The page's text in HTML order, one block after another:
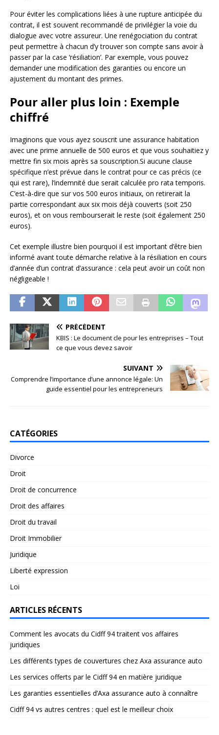
Pour éviter les complications liées à une rupture anticipée du
contrat, il est souvent recommandé de privilégier la voie du
dialogue avec votre assureur. Une renégociation du contrat
peut permettre à chacun d’y trouver son compte sans avoir à
passer par la case ‘résiliation’. Par exemple, vous pouvez
demander une modification des garanties ou encore un
ajustement du montant des primes.
Pour aller plus loin : Exemple
chiffré
Imaginons que vous ayez souscrit une assurance habitation
avec une prime annuelle de 500 euros et que vous souhaitiez y
mettre fin six mois après sa souscription.Si aucune clause
spécifique n’est prévue dans le contrat pour ce cas précis (ce
qui est rare), l’indemnité due serait calculée pro rata temporis.
C’est-à-dire que sur vos 500 euros initiaux, on retirerait la
partie correspondant aux six mois déjà couverts (soit 250
euros), et on vous rembourserait le reste (soit également 250
euros).
Cet exemple illustre bien pourquoi il est important d’être bien
informé avant toute démarche relative à la résiliation en cours
d’année d’un contrat d’assurance : cela peut avoir un coût non
négligeable !
PRÉCÉDENT
KBIS : Le document cle pour les entreprises – Tout
ce que vous devez savoir
SUIVANT
Comprendre l’importance d’une annonce légale: Un
guide essentiel pour les entrepreneurs
CATÉGORIES
Divorce
Droit
Droit de concurrence
Droit des affaires
Droit du travail
Droit Immobilier
Juridique
Liberté expression
Loi
ARTICLES RÉCENTS
Comment les avocats du Cidff 94 traitent vos affaires
juridiques
Les différents types de couvertures chez Axa assurance auto
Les services offerts par le Cidff 94 en matière juridique
Les garanties essentielles d’Axa assurance auto à connaître
Cidff 94 vs autres centres : quel est le meilleur choix